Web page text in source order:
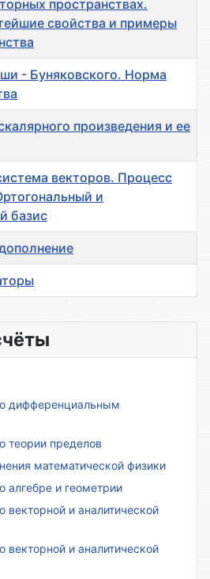
пространствах.
свойства и примеры
- Буняковского. Норма
произведения и ее
векторов. Процесс
и
базис
дифференциальным
теории пределов
математической физики
алгебре и геометрии
векторной и аналитической
векторной и аналитической